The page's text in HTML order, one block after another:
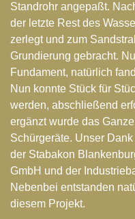
Standrohr angepaßt.
der letzte Rest des
zerlegt und zum
Grundierung gebracht.
Fundament, natürlich
Nun konnte Stück für
werden, abschließend
ergänzt wurde das
Schürgeräte. Unser
der Stabakon
GmbH und der
Nebenbei entstanden
diesem Projekt.